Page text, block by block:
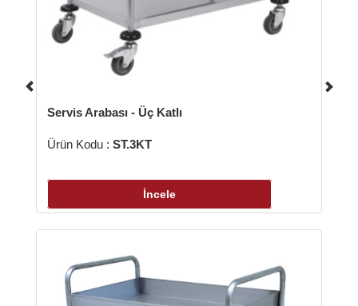
Arabası - Üç Katlı
ST.3KT